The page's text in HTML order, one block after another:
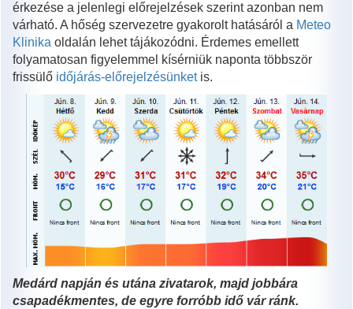
érkezése a jelenlegi előrejelzések szerint azonban nem
várható. A hőség szervezetre gyakorolt hatásáról a Meteo
Klinika oldalán lehet tájákozódni. Érdemes emellett
folyamatosan figyelemmel kísérniük naponta többször
frissülő időjárás-előrejelzésünketis.
Medárd napján és utána zivatarok, majd jobbára
csapadékmentes, de egyre forróbb idő vár ránk.